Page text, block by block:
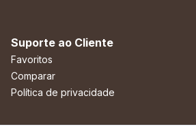
Suporte ao Cliente
Favoritos
Comparar
Política de privacidade